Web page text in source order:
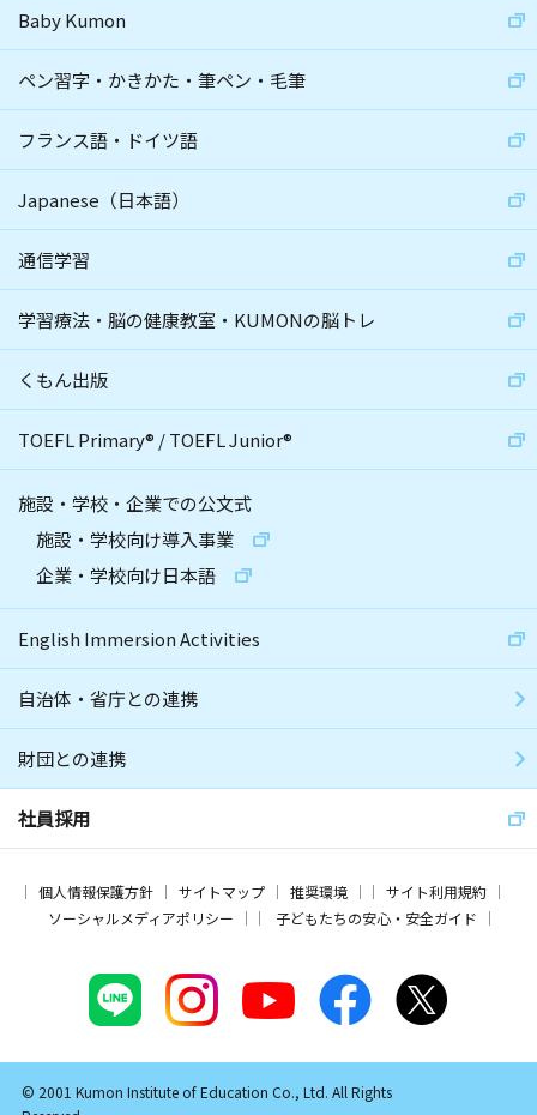
Baby Kumon
ペン習字・かきかた・筆ペン・毛筆
フランス語・ドイツ語
Japanese（日本語）
通信学習
学習療法・脳の健康教室・KUMONの脳トレ
くもん出版
TOEFL Primary® /TOEFL Junior®
施設・学校・企業での公文式
施設・学校向け導入事業
企業・学校向け日本語
English Immersion Activities
自治体・省庁との連携
財団との連携
社員採用
個人情報保護方針 サイトマップ 推奨環境
サイト利用規約
ソーシャルメディアポリシー
子どもたちの安心・安全ガイド
© 2001 Kumon Institute of Education Co., Ltd. All Rights